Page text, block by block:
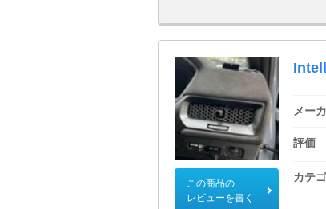
この商品の
レビューを書く
メー
評価
カテ